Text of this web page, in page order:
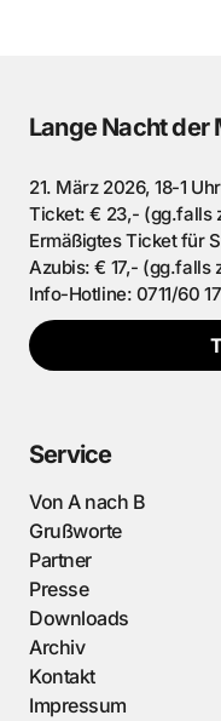
Lange Nacht der
21. März 2026, 18-1 Uhr
Ticket: € 23,- (gg.falls
Ermäßigtes Ticket für
Azubis: € 17,- (gg.falls
Info-Hotline: 0711/60
Service
Von A nach B
Grußworte
Partner
Presse
Downloads
Archiv
Kontakt
Impressum